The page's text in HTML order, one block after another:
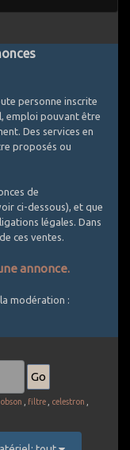
personne inscrite
emploi pouvant être
Des services en
proposés ou
de
ci-dessous), et que
légales. Dans
ces ventes.
annonce.
(APN défiltrés,
raccord pour CCD
témoignant
est exclu (APN
pour les
modération :
filtre celestron